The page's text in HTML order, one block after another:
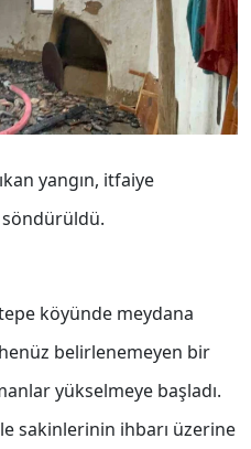
yangın, itfaiye
söndürüldü.
köyünde meydana
belirlenemeyen bir
yükselmeye başladı.
sakinlerinin ihbarı üzerine